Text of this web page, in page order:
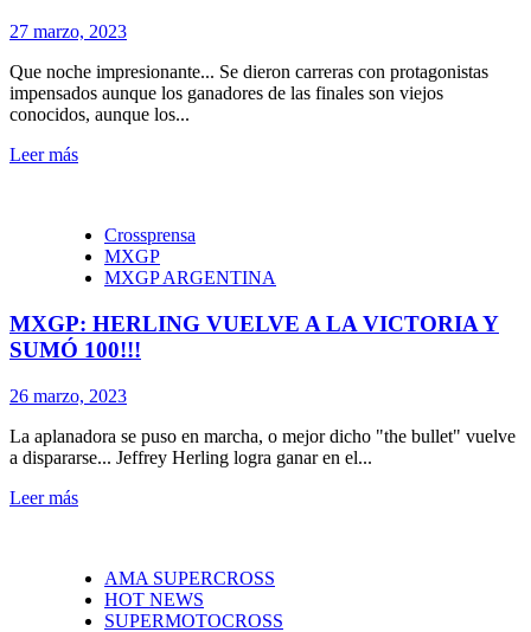
27 marzo, 2023
Que noche impresionante... Se dieron carreras con protagonistas
impensados aunque los ganadores de las finales son viejos
conocidos, aunque los...
Leer más
Crossprensa
MXGP
MXGP ARGENTINA
MXGP: HERLING VUELVE A LA VICTORIA Y
SUMÓ 100!!!
26 marzo, 2023
La aplanadora se puso en marcha, o mejor dicho "the bullet" vuelve
a dispararse... Jeffrey Herling logra ganar en el...
Leer más
AMA SUPERCROSS
HOT NEWS
SUPERMOTOCROSS